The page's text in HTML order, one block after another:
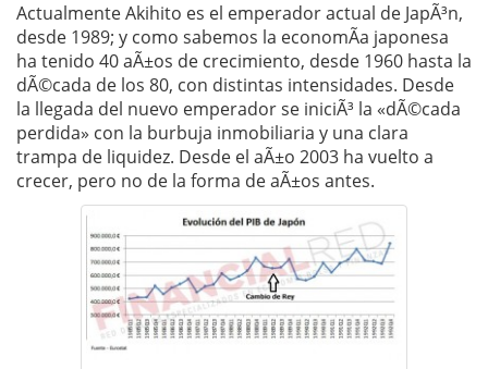
Actualmente Akihito es el emperador actual de JapÃ³n,
desde 1989; y como sabemos la economÃ­a japonesa
ha tenido 40 aÃ±os de crecimiento, desde 1960 hasta la
dÃ©cada de los 80, con distintas intensidades. Desde
la llegada del nuevo emperador se iniciÃ³ la «dÃ©cada
perdida» con la burbuja inmobiliaria y una clara
trampa de liquidez. Desde el aÃ±o 2003 ha vuelto a
crecer, pero no de la forma de aÃ±os antes.